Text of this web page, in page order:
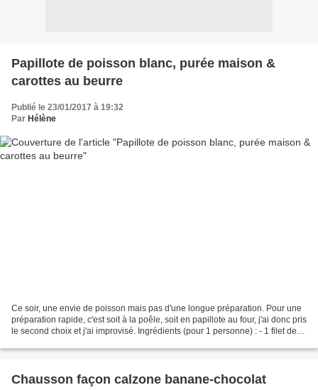
Papillote de poisson blanc, purée maison &
carottes au beurre
Publié le 23/01/2017 à 19:32
Par Hélène
Ce soir, une envie de poisson mais pas d'une longue préparation. Pour une
préparation rapide, c'est soit à la poêle, soit en papillote au four, j'ai donc pris
le second choix et j'ai improvisé. Ingrédients (pour 1 personne) : - 1 filet de
Chausson façon calzone banane-chocolat